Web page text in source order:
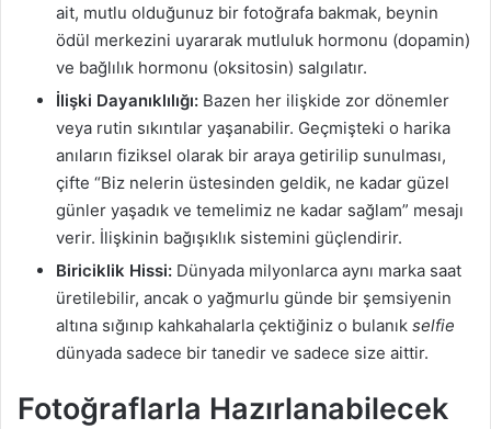
ait, mutlu olduğunuz bir fotoğrafa bakmak, beynin
ödül merkezini uyararak mutluluk hormonu (dopamin)
ve bağlılık hormonu (oksitosin) salgılatır.
İlişki Dayanıklılığı: Bazen her ilişkide zor dönemler
veya rutin sıkıntılar yaşanabilir. Geçmişteki o harika
anıların fiziksel olarak bir araya getirilip sunulması,
çifte “Biz nelerin üstesinden geldik, ne kadar güzel
günler yaşadık ve temelimiz ne kadar sağlam” mesajı
verir. İlişkinin bağışıklık sistemini güçlendirir.
Biriciklik Hissi: Dünyada milyonlarca aynı marka saat
üretilebilir, ancak o yağmurlu günde bir şemsiyenin
altına sığınıp kahkahalarla çektiğiniz o bulanık selfie
dünyada sadece bir tanedir ve sadece size aittir.
Fotoğraflarla Hazırlanabilecek